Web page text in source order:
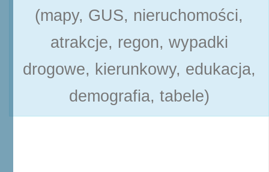
(mapy, GUS, nieruchomości,
atrakcje, regon, wypadki
drogowe, kierunkowy, edukacja,
demografia, tabele)